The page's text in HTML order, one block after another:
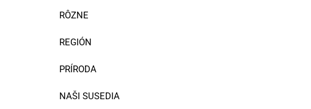
RÔZNE
REGIÓN
PRÍRODA
NAŠI SUSEDIA